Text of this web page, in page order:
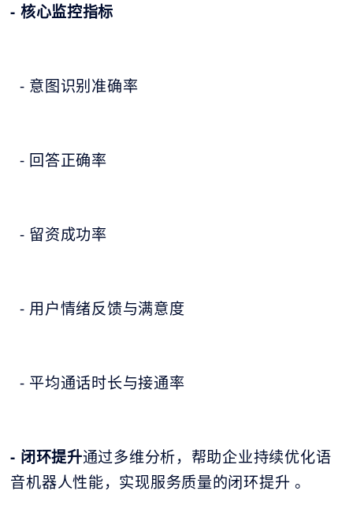
- 核心监控指标
- 意图识别准确率
- 回答正确率
- 留资成功率
- 用户情绪反馈与满意度
- 平均通话时长与接通率
- 闭环提升通过多维分析，帮助企业持续优化语
音机器人性能，实现服务质量的闭环提升 。